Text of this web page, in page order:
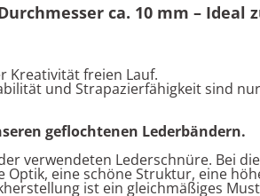
ca. 10 mm – Ideal
Kreativität freien Lauf.
und Strapazierfähigkeit sind
geflochtenen Lederbändern.
verwendeten Lederschnüre. Bei
eine schöne Struktur, eine
ist ein gleichmäßiges